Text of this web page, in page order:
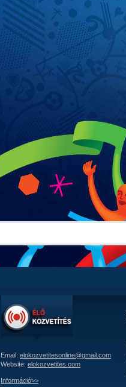
Email: elokozvetitesonline@gmail.com
Website: elokozvetites.com
Információ>>